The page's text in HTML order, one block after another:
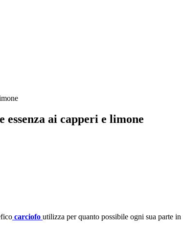
ai capperi e limone
carciofo utilizza per quanto possibile ogni sua parte